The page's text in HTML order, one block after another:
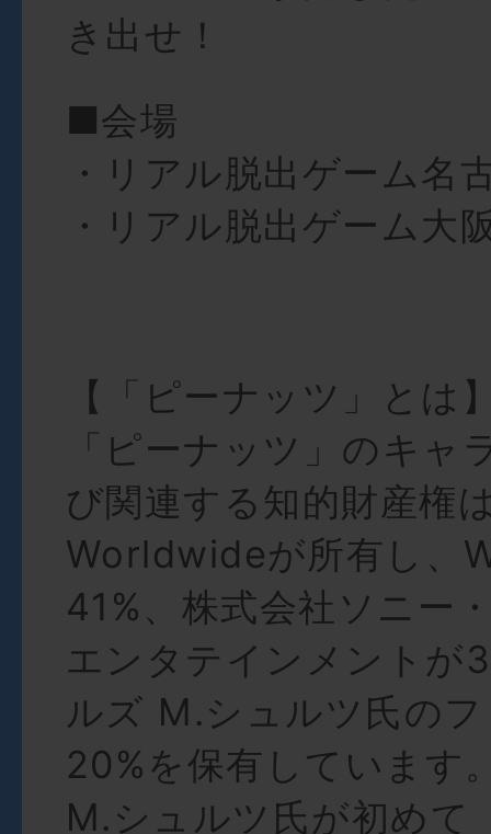
き出せ！
■会場
・リアル脱出ゲーム名
・リアル脱出ゲーム大
【「ピーナッツ」とは
「ピーナッツ」のキャ
び関連する知的財産権
Worldwideが所有し、
41%、株式会社ソニー
エンタテインメントが
ルズ M.シュルツ氏の
20%を保有しています
M.シュルツ氏が初めて